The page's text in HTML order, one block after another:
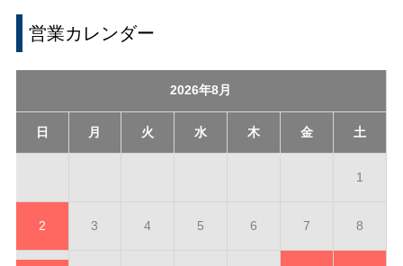
営業カレンダー
2026年8月
日 月 火 水 木 金 土
1
2 3 4 5 6 7 8